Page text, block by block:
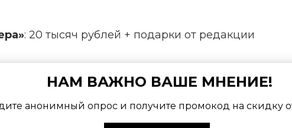
: 20 тысяч рублей + подарки от редакции
«Сити-фермера».
голосование пользователейфорума
НАМ ВАЖНО ВАШЕ МНЕНИЕ!
анонимный опрос и получите промокод на скидку